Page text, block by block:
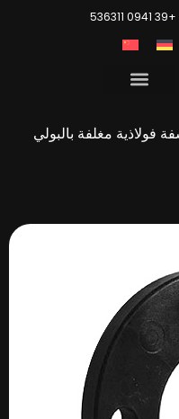
+39 0941 536311
فولاذية مغلفة بالبولي